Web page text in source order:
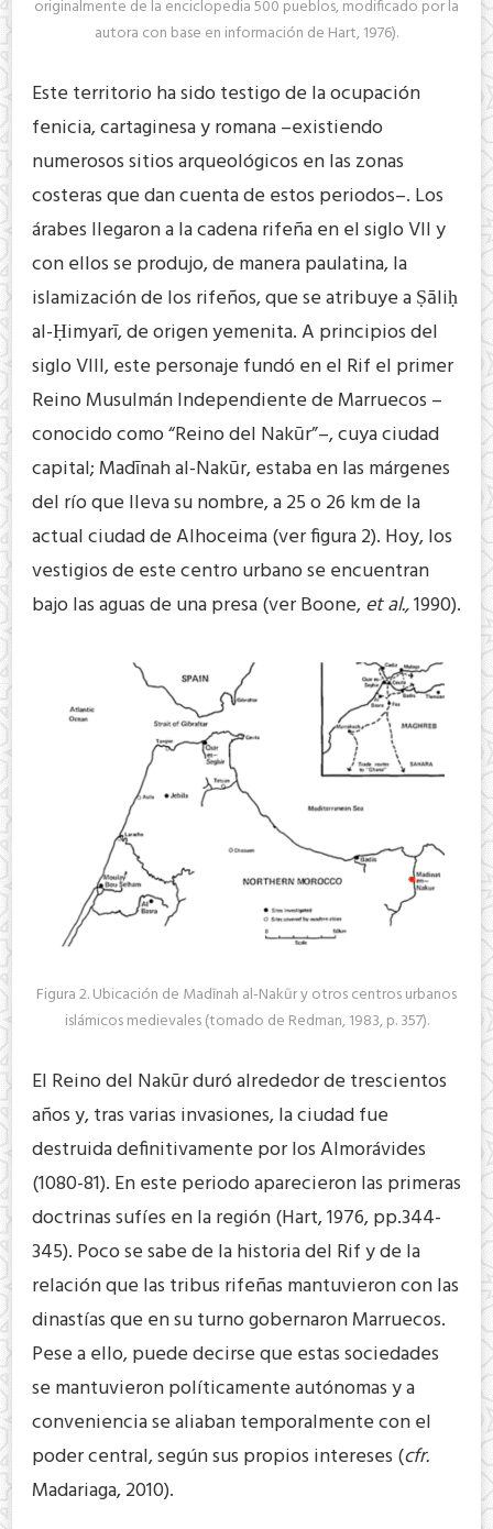
originalmente de la enciclopedia 500 pueblos, modificado por la
autora con base en información de Hart, 1976).
Este territorio ha sido testigo de la ocupación
fenicia, cartaginesa y romana –existiendo
numerosos sitios arqueológicos en las zonas
costeras que dan cuenta de estos periodos–. Los
árabes llegaron a la cadena rifeña en el siglo VII y
con ellos se produjo, de manera paulatina, la
islamización de los rifeños, que se atribuye a Ṣāliḥ
al-Ḥimyarī, de origen yemenita. A principios del
siglo VIII, este personaje fundó en el Rif el primer
Reino Musulmán Independiente de Marruecos –
conocido como “Reino del Nakūr”–, cuya ciudad
capital; Madīnah al-Nakūr, estaba en las márgenes
del río que lleva su nombre, a 25 o 26 km de la
actual ciudad de Alhoceima (ver figura 2). Hoy, los
vestigios de este centro urbano se encuentran
bajo las aguas de una presa (ver Boone,et al.,1990).
Figura 2. Ubicación de Madīnah al-Nakūr y otros centros urbanos
islámicos medievales (tomado de Redman, 1983, p. 357).
El Reino del Nakūr duró alrededor de trescientos
años y, tras varias invasiones, la ciudad fue
destruida definitivamente por los Almorávides
(1080-81). En este periodo aparecieron las primeras
doctrinas sufíes en la región (Hart, 1976, pp.344-
345). Poco se sabe de la historia del Rif y de la
relación que las tribus rifeñas mantuvieron con las
dinastías que en su turno gobernaron Marruecos.
Pese a ello, puede decirse que estas sociedades
se mantuvieron políticamente autónomas y a
conveniencia se aliaban temporalmente con el
poder central, según sus propios intereses (cfr.
Madariaga, 2010).